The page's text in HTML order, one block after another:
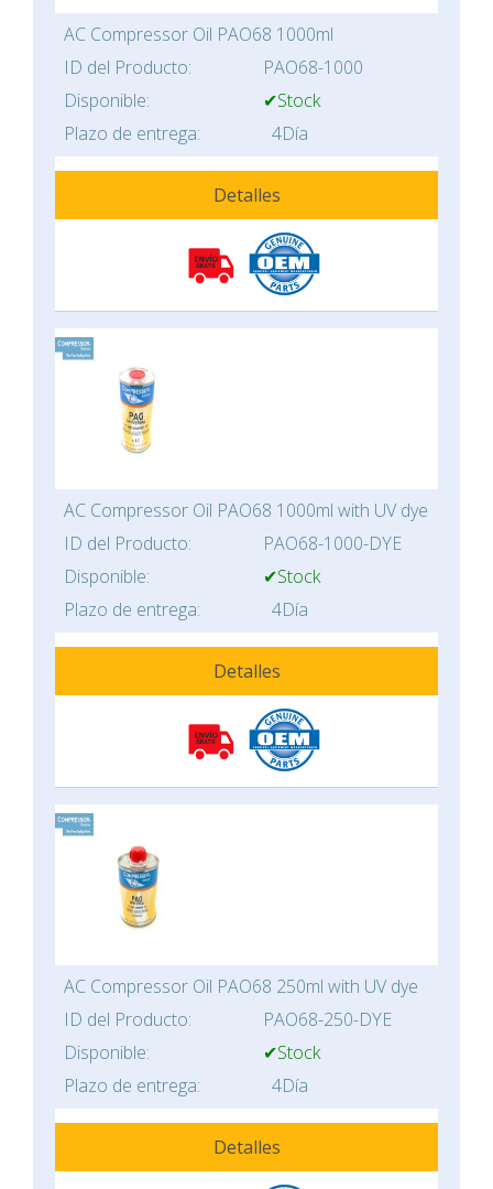
AC Compressor Oil PAO68 1000ml
ID del Producto:
PAO68-1000
Disponible:
✔Stock
Plazo de entrega:
4Día
Detalles
AC Compressor Oil PAO68 1000ml with UV dye
ID del Producto:
PAO68-1000-DYE
Disponible:
✔Stock
Plazo de entrega:
4Día
Detalles
AC Compressor Oil PAO68 250ml with UV dye
ID del Producto:
PAO68-250-DYE
Disponible:
✔Stock
Plazo de entrega:
4Día
Detalles